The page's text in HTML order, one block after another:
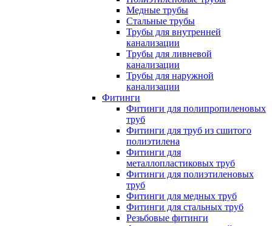
Медные трубы
Стальные трубы
Трубы для внутренней
канализации
Трубы для ливневой
канализации
Трубы для наружной
канализации
Фитинги
Фитинги для полипропиленовых
труб
Фитинги для труб из сшитого
полиэтилена
Фитинги для
металлопластиковых труб
Фитинги для полиэтиленовых
труб
Фитинги для медных труб
Фитинги для стальных труб
Резьбовые фитинги